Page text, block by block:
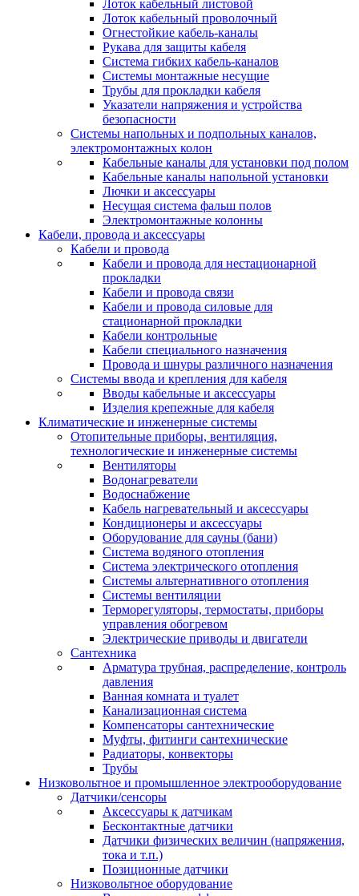
Лоток кабельный листовой
Лоток кабельный проволочный
Огнестойкие кабель-каналы
Рукава для защиты кабеля
Система гибких кабель-каналов
Системы монтажные несущие
Трубы для прокладки кабеля
Указатели напряжения и устройства
безопасности
Системы напольных и подпольных каналов,
электромонтажных колон
Кабельные каналы для установки под полом
Кабельные каналы напольной установки
Лючки и аксессуары
Несущая система фальш полов
Электромонтажные колонны
Кабели, провода и аксессуары
Кабели и провода
Кабели и провода для нестационарной
прокладки
Кабели и провода связи
Кабели и провода силовые для
стационарной прокладки
Кабели контрольные
Кабели специального назначения
Провода и шнуры различного назначения
Системы ввода и крепления для кабеля
Вводы кабельные и аксессуары
Изделия крепежные для кабеля
Климатические и инженерные системы
Отопительные приборы, вентиляция,
технологические и инженерные системы
Вентиляторы
Водонагреватели
Водоснабжение
Кабель нагревательный и аксессуары
Кондиционеры и аксессуары
Оборудование для сауны (бани)
Система водяного отопления
Система электрического отопления
Системы альтернативного отопления
Системы вентиляции
Терморегуляторы, термостаты, приборы
управления обогревом
Электрические приводы и двигатели
Сантехника
Арматура трубная, распределение, контроль
давления
Ванная комната и туалет
Канализационная система
Компенсаторы сантехнические
Муфты, фитинги сантехнические
Радиаторы, конвекторы
Трубы
Низковольтное и промышленное электрооборудование
Датчики/сенсоры
Аксессуары к датчикам
Бесконтактные датчики
Датчики физических величин (напряжения,
тока и т.п.)
Позиционные датчики
Низковольтное оборудование